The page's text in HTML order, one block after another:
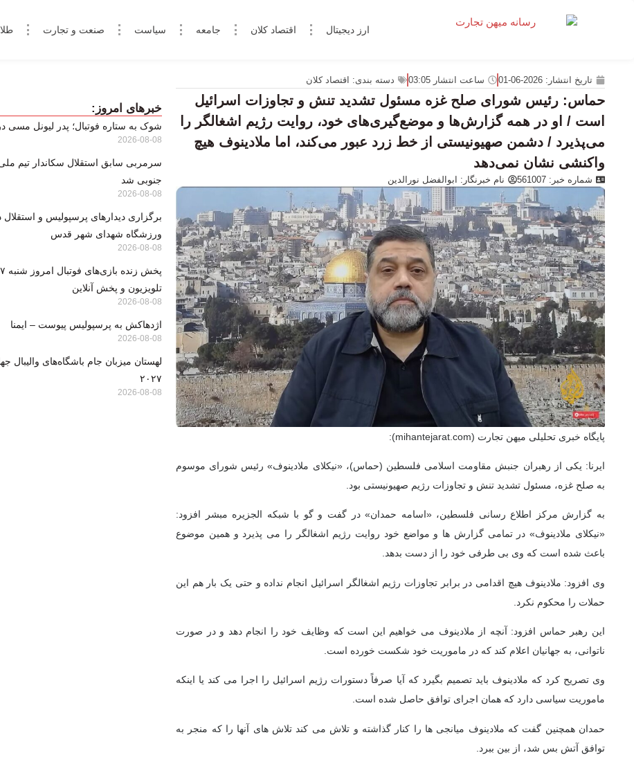
ارز دیجیتال اقتصاد کلان جامعه سیاست صنعت و تجارت
تاریخ انتشار: 2026-06-01 ساعت انتشار 03:05 دسته بندی: اقتصاد کلان
حماس: رئیس شورای صلح غزه مسئول تشدید تنش و تجاوزات اسرائیل
است / او در همه گزارش‌ها و موضع‌گیری‌های خود، روایت رژیم اشغالگر را
می‌پذیرد / دشمن صهیونیستی از خط زرد عبور می‌کند، اما ملادینوف هیچ
واکنشی نشان نمی‌دهد
شماره خبر: 561007 نام خبرنگار: ابوالفضل نورالدین
پایگاه خبری تحلیلی میهن تجارت (mihantejarat.com):
ایرنا: یکی از رهبران جنبش مقاومت اسلامی فلسطین (حماس)، «نیکلای ملادینوف» رئیس شورای موسوم
به صلح غزه، مسئول تشدید تنش و تجاوزات رژیم صهیونیستی بود.
به گزارش مرکز اطلاع رسانی فلسطین، «اسامه حمدان» در گفت و گو با شبکه الجزیره مبشر افزود:
«نیکلای ملادینوف» در تمامی گزارش ها و مواضع خود روایت رژیم اشغالگر را می پذیرد و همین موضوع
باعث شده است که وی بی طرفی خود را از دست بدهد.
وی افزود: ملادینوف هیچ اقدامی در برابر تجاوزات رژیم اشغالگر اسرائیل انجام نداده و حتی یک بار هم این
حملات را محکوم نکرد.
این رهبر حماس افزود: آنچه از ملادینوف می خواهیم این است که وظایف خود را انجام دهد و در صورت
ناتوانی، به جهانیان اعلام کند که در ماموریت خود شکست خورده است.
وی تصریح کرد که ملادینوف باید تصمیم بگیرد که آیا صرفاً دستورات رژیم اسرائیل را اجرا می کند یا اینکه
ماموریت سیاسی دارد که همان اجرای توافق حاصل شده است.
حمدان همچنین گفت که ملادینوف میانجی ها را کنار گذاشته و تلاش می کند تلاش های آنها را که منجر به
توافق آتش بس شد، از بین ببرد.
خبرهای امروز:
شوک به ستاره فوتبال؛ پدر لیونل مسی
2026-08-08
سرمربی سابق استقلال سکاندار تیم
جنوبی شد
2026-08-08
برگزاری دیدارهای پرسپولیس و استقلال
ورزشگاه شهدای شهر قدس
2026-08-08
تلویزیون و پخش آنلاین
2026-08-08
اژدهاکش به پرسپولیس پیوست – ایمنا
2026-08-08
۲۰۲۷
2026-08-08